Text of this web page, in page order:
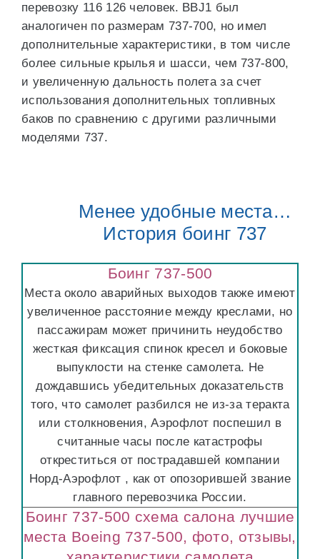
перевозку 116 126 человек. BBJ1 был
аналогичен по размерам 737-700, но имел
дополнительные характеристики, в том числе
более сильные крылья и шасси, чем 737-800,
и увеличенную дальность полета за счет
использования дополнительных топливных
баков по сравнению с другими различными
моделями 737.
Менее удобные места…
История боинг 737
Боинг 737-500
Места около аварийных выходов также имеют
увеличенное расстояние между креслами, но
пассажирам может причинить неудобство
жесткая фиксация спинок кресел и боковые
выпуклости на стенке самолета. Не
дождавшись убедительных доказательств
того, что самолет разбился не из-за теракта
или столкновения, Аэрофлот поспешил в
считанные часы после катастрофы
откреститься от пострадавшей компании
Норд-Аэрофлот , как от опозорившей звание
главного перевозчика России.
Боинг 737-500 схема салона лучшие
места Boeing 737-500, фото, отзывы,